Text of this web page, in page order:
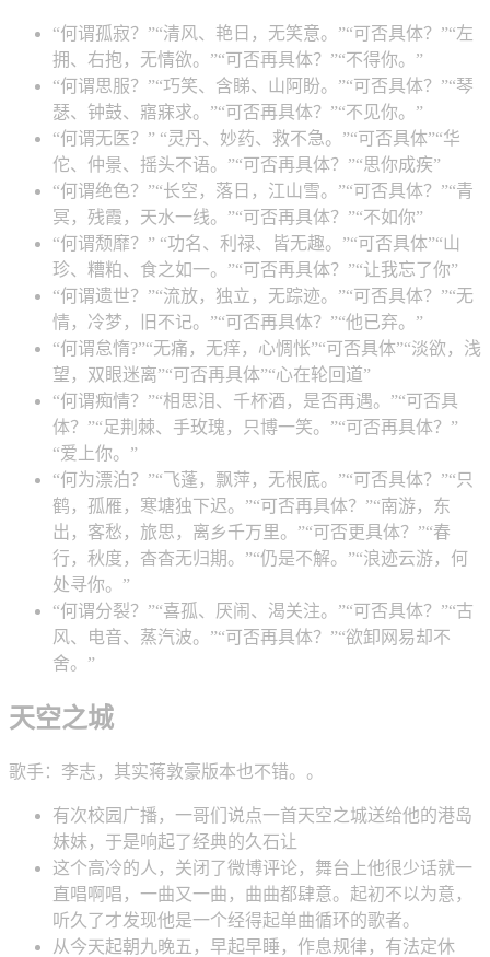
“何谓孤寂？”“清风、艳日，无笑意。”“可否具体？”“左
拥、右抱，无情欲。”“可否再具体？”“不得你。”
“何谓思服？”“巧笑、含睇、山阿盼。”“可否具体？”“琴
瑟、钟鼓、寤寐求。”“可否再具体？”“不见你。”
“何谓无医？” “灵丹、妙药、救不急。”“可否具体”“华
佗、仲景、摇头不语。”“可否再具体？”“思你成疾”
“何谓绝色？”“长空，落日，江山雪。”“可否具体？”“青
冥，残霞，天水一线。”“可否再具体？”“不如你”
“何谓颓靡？” “功名、利禄、皆无趣。”“可否具体”“山
珍、糟粕、食之如一。”“可否再具体？”“让我忘了你”
“何谓遗世？”“流放，独立，无踪迹。”“可否具体？”“无
情，冷梦，旧不记。”“可否再具体？”“他已弃。”
“何谓怠惰?”“无痛，无痒，心惆怅”“可否具体”“淡欲，浅
望，双眼迷离”“可否再具体”“心在轮回道”
“何谓痴情？”“相思泪、千杯酒，是否再遇。”“可否具
体？”“足荆棘、手玫瑰，只博一笑。”“可否再具体？”
“爱上你。”
“何为漂泊？”“飞蓬，飘萍，无根底。”“可否具体？”“只
鹤，孤雁，寒塘独下迟。”“可否再具体？”“南游，东
出，客愁，旅思，离乡千万里。”“可否更具体？”“春
行，秋度，杳杳无归期。”“仍是不解。”“浪迹云游，何
处寻你。”
“何谓分裂？”“喜孤、厌闹、渴关注。”“可否具体？”“古
风、电音、蒸汽波。”“可否再具体？”“欲卸网易却不
舍。”
天空之城
歌手：李志，其实蒋敦豪版本也不错。。
有次校园广播，一哥们说点一首天空之城送给他的港岛
妹妹，于是响起了经典的久石让
这个高冷的人，关闭了微博评论，舞台上他很少话就一
直唱啊唱，一曲又一曲，曲曲都肆意。起初不以为意，
听久了才发现他是一个经得起单曲循环的歌者。
从今天起朝九晚五，早起早睡，作息规律，有法定休